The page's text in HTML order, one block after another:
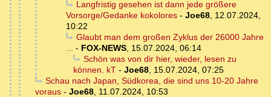
Langfristig gesehen ist dann jede größere
Vorsorge/Gedanke kokolores - Joe68, 12.07.2024,
10:22
Glaubt man dem großen Zyklus der 26000 Jahre
... - FOX-NEWS, 15.07.2024, 06:14
Schön was von dir hier, wieder, lesen zu
können. kT - Joe68, 15.07.2024, 07:25
Schau nach Japan, Südkorea, die sind uns 10-20 Jahre
voraus - Joe68, 11.07.2024, 10:53